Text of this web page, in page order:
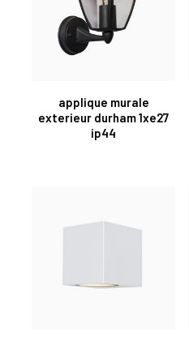
applique murale
exterieur durham 1xe27
ip44